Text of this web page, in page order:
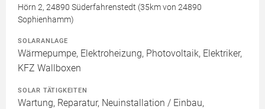
Hörn 2, 24890 Süderfahrenstedt (35km von 24890
Sophienhamm)
SOLARANLAGE
Wärmepumpe, Elektroheizung, Photovoltaik, Elektriker,
KFZ Wallboxen
SOLAR TÄTIGKEITEN
Wartung, Reparatur, Neuinstallation / Einbau,